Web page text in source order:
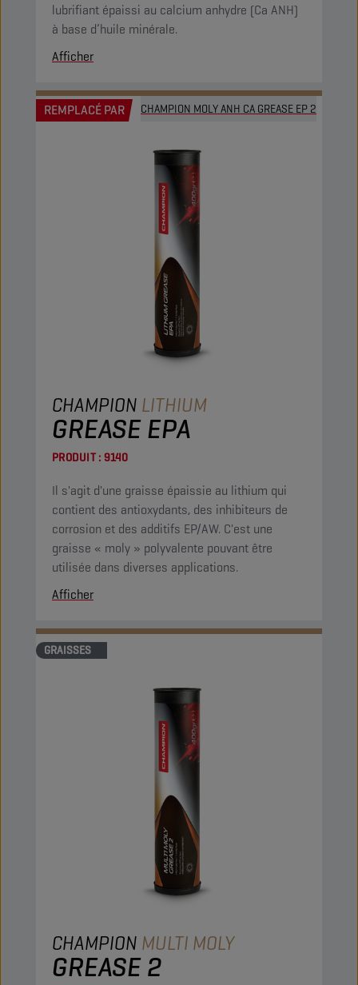
lubrifiant épaissi au calcium anhydre (Ca ANH)
à base d’huile minérale.
Afficher
REMPLACÉ PAR CHAMPION MOLY ANH CA GREASE EP 2
CHAMPION LITHIUM
GREASE EPA
PRODUIT : 9140
Il s'agit d'une graisse épaissie au lithium qui
contient des antioxydants, des inhibiteurs de
corrosion et des additifs EP/AW. C'est une
graisse « moly » polyvalente pouvant être
utilisée dans diverses applications.
Afficher
GRAISSES
CHAMPION MULTI MOLY
GREASE 2